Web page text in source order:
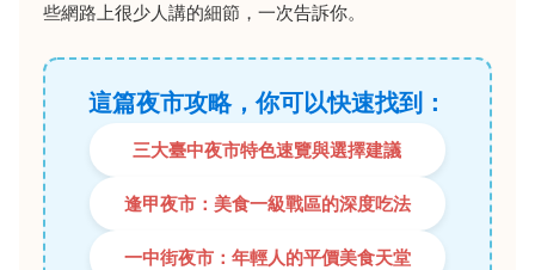
些網路上很少人講的細節，一次告訴你。
這篇夜市攻略，你可以快速找到：
三大臺中夜市特色速覽與選擇建議
逢甲夜市：美食一級戰區的深度吃法
一中街夜市：年輕人的平價美食天堂